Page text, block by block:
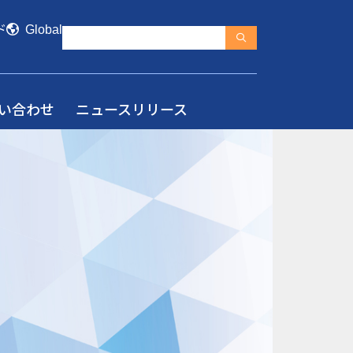
Global
合わせ ニュースリリース